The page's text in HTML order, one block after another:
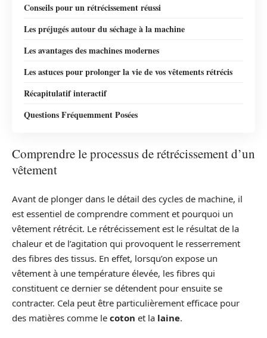
Conseils pour un rétrécissement réussi
Les préjugés autour du séchage à la machine
Les avantages des machines modernes
Les astuces pour prolonger la vie de vos vêtements rétrécis
Récapitulatif interactif
Questions Fréquemment Posées
Comprendre le processus de rétrécissement d’un
vêtement
Avant de plonger dans le détail des cycles de machine, il
est essentiel de comprendre comment et pourquoi un
vêtement rétrécit. Le rétrécissement est le résultat de la
chaleur et de l’agitation qui provoquent le resserrement
des fibres des tissus. En effet, lorsqu’on expose un
vêtement à une température élevée, les fibres qui
constituent ce dernier se détendent pour ensuite se
contracter. Cela peut être particulièrement efficace pour
des matières comme le coton et la laine.